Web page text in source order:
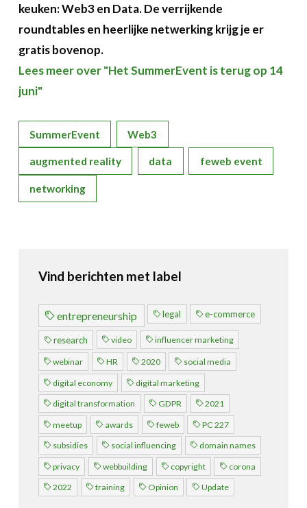
keuken: Web3 en Data. De verrijkende
roundtables en heerlijke netwerking krijg je er
gratis bovenop.
Lees meer over "Het SummerEvent is terug op 14
juni"
SummerEvent Web3
augmented reality data feweb event
networking
Vind berichten met label
entrepreneurship legal e-commerce
research video influencer marketing
webinar HR 2020 social media
digital economy digital marketing
digital transformation GDPR 2021
meetup awards feweb PC 227
subsidies social influencing domain names
privacy webbuilding copyright corona
2022 training Opinion Update
Over FeWeb